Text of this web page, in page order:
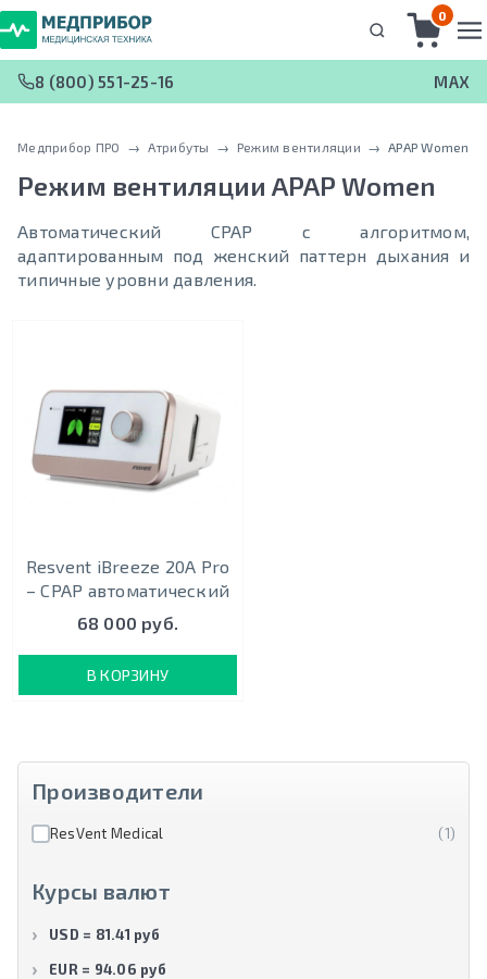
0
8 (800) 551-25-16 MAX
Медприбор ПРО → Атрибуты → Режим вентиляции → APAP Women
Режим вентиляции APAP Women
Автоматический CPAP с алгоритмом,
адаптированным под женский паттерн дыхания и
типичные уровни давления.
Resvent iBreeze 20A Pro
– CPAP автоматический
68 000 руб.
В КОРЗИНУ
Производители
ResVent Medical (1)
Курсы валют
USD = 81.41 руб
EUR = 94.06 руб